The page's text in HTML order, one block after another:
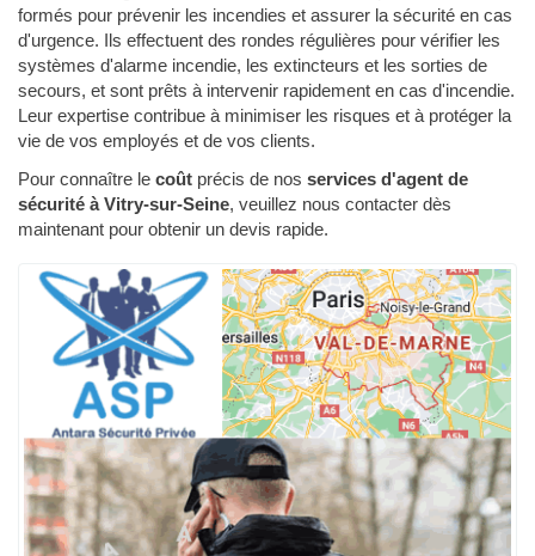
formés pour prévenir les incendies et assurer la sécurité en cas
d'urgence. Ils effectuent des rondes régulières pour vérifier les
systèmes d'alarme incendie, les extincteurs et les sorties de
secours, et sont prêts à intervenir rapidement en cas d'incendie.
Leur expertise contribue à minimiser les risques et à protéger la
vie de vos employés et de vos clients.
Pour connaître le coût précis de nos services d'agent de
sécurité à Vitry-sur-Seine, veuillez nous contacter dès
maintenant pour obtenir un devis rapide.